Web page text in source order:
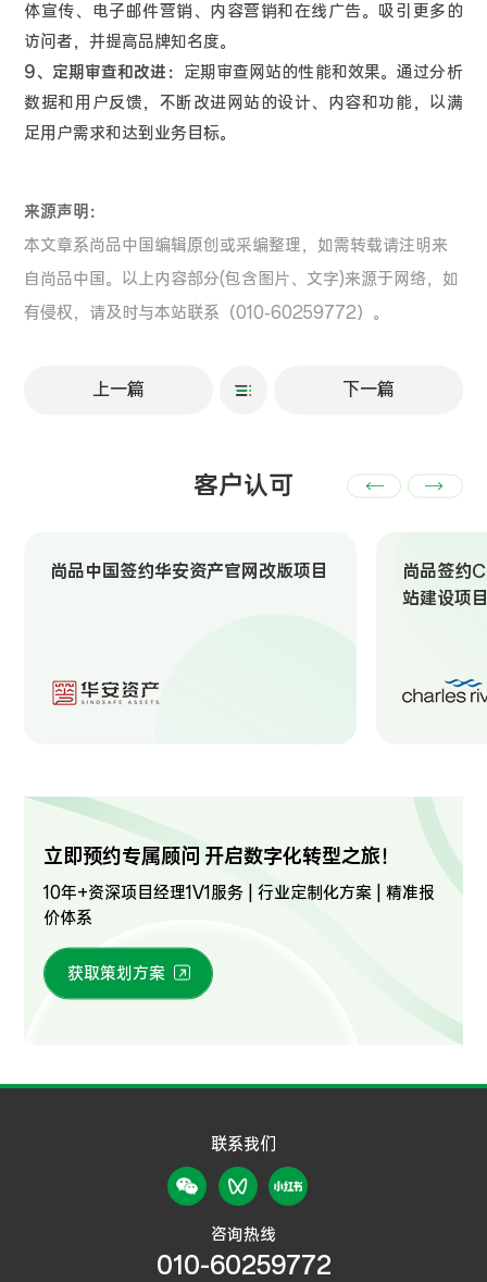
体宣传、电子邮件营销、内容营销和在线广告。吸引更多的
访问者，并提高品牌知名度。
9、定期审查和改进： 定期审查网站的性能和效果。通过分析
数据和用户反馈，不断改进网站的设计、内容和功能，以满
足用户需求和达到业务目标。
来源声明：
本文章系尚品中国编辑原创或采编整理，如需转载请注明来
自尚品中国。以上内容部分(包含图片、文字)来源于网络，如
有侵权，请及时与本站联系（010-60259772）。
上一篇 下一篇
客户认可
尚品中国签约华安资产官网改版项目
尚品签约
站建设项
立即预约专属顾问 开启数字化转型之旅！
10年+资深项目经理1V1服务 | 行业定制化方案 | 精准报
价体系
获取策划方案
联系我们
咨询热线
010-60259772